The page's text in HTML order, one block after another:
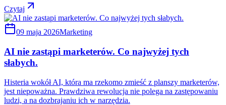
Czytaj
09 maja 2026Marketing
AI nie zastąpi marketerów. Co najwyżej tych
słabych.
Histeria wokół AI, która ma rzekomo zmieść z planszy marketerów,
jest niepoważna. Prawdziwa rewolucja nie polega na zastępowaniu
ludzi, a na dozbrajaniu ich w narzędzia.